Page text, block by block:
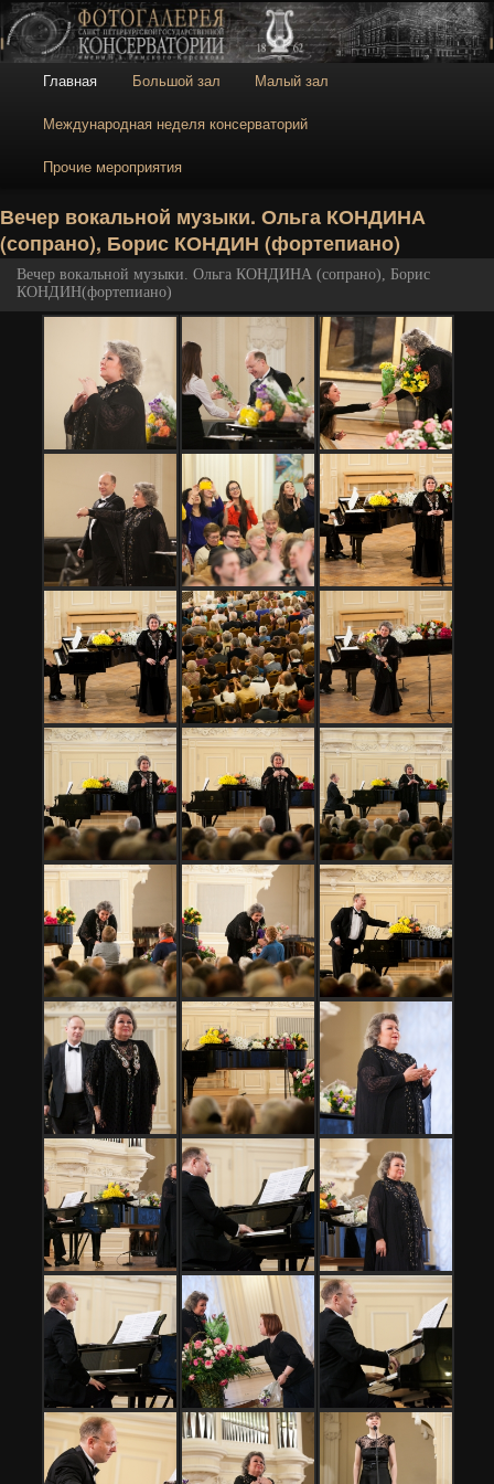
Галерея
Галерея Санкт-
Петербургской
консерватории
Главное меню
Перейти к основному содержимому
Перейти к дополнительному содержимому
Главная Большой зал Малый зал
Международная неделя консерваторий
Прочие мероприятия
Вечер вокальной музыки. Ольга КОНДИНА
(сопрано), Борис КОНДИН (фортепиано)
Вечер вокальной музыки. Ольга КОНДИНА (сопрано), Борис
КОНДИН(фортепиано)